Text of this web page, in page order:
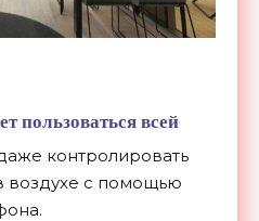
пользоваться всей
контролировать
воздухе с помощью